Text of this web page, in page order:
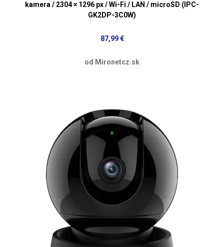
kamera / 2304 × 1296 px / Wi-Fi / LAN / microSD (IPC-
GK2DP-3C0W)
87,99 €
od Mironetcz.sk